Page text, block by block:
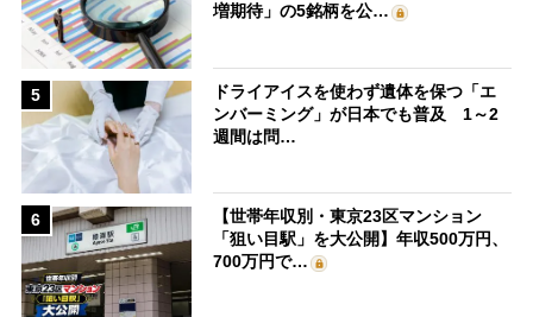
増期待」の5銘柄を公…
5
ドライアイスを使わず遺体を保つ「エ
ンバーミング」が日本でも普及 1～2
週間は問…
6
【世帯年収別・東京23区マンション
「狙い目駅」を大公開】年収500万円、
700万円で…